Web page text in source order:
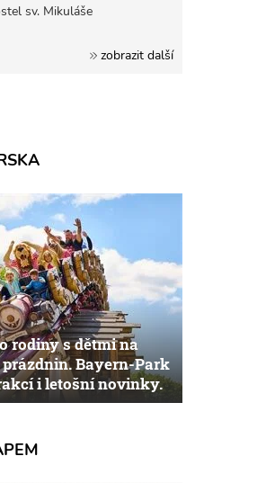
sv. Mikuláše
zobrazit další
rodiny s dětmi na
Bayern-Park
i letošní novinky.